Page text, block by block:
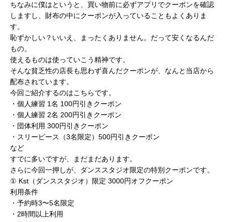
ちなみに僕はというと、買い物前に必ずアプリでクーポンを確認
しますし、財布の中にクーポンが入っていることもよくありま
す。
恥ずかしい？いいえ、まったくありません。だって安くなるんだ
もの。
使えるものは使っていこう精神です。
そんな貧乏性の店長も思わず喜んだクーポンが、なんと当店から
配布されています。
今回ご紹介するのはこちらです。
・個人練習 1名 100円引きクーポン
・個人練習 2名 200円引きクーポン
・団体利用 300円引きクーポン
・スリーピース（3名限定）500円引きクーポン
など
すでに多いですが、まだまだあります。
さらに今回一押しが、ダンススタジオ限定の特別クーポンです。
① Kst（ダンススタジオ）限定 3000円オフクーポン
利用条件
・予約時3〜5名限定
・2時間以上利用